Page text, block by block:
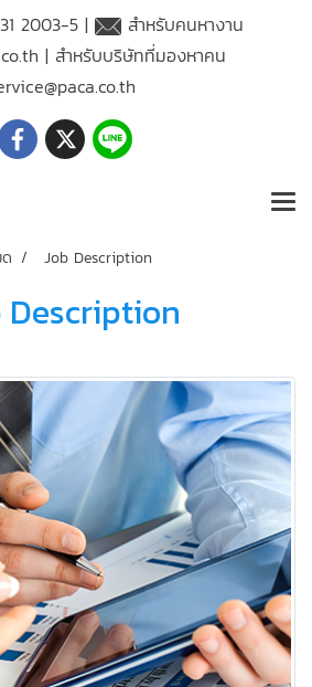
2003-5 |
สำหรับคนหางาน
| สำหรับบริษัทที่มองหาคน
Job Description
Description